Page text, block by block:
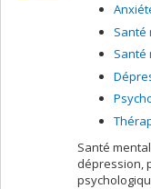
Santé
Santé
Santé
dépression,